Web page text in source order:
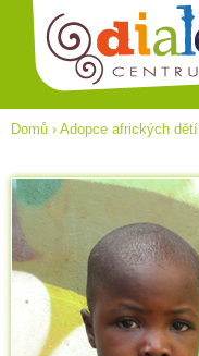
Domů › Adopce afrických dětí